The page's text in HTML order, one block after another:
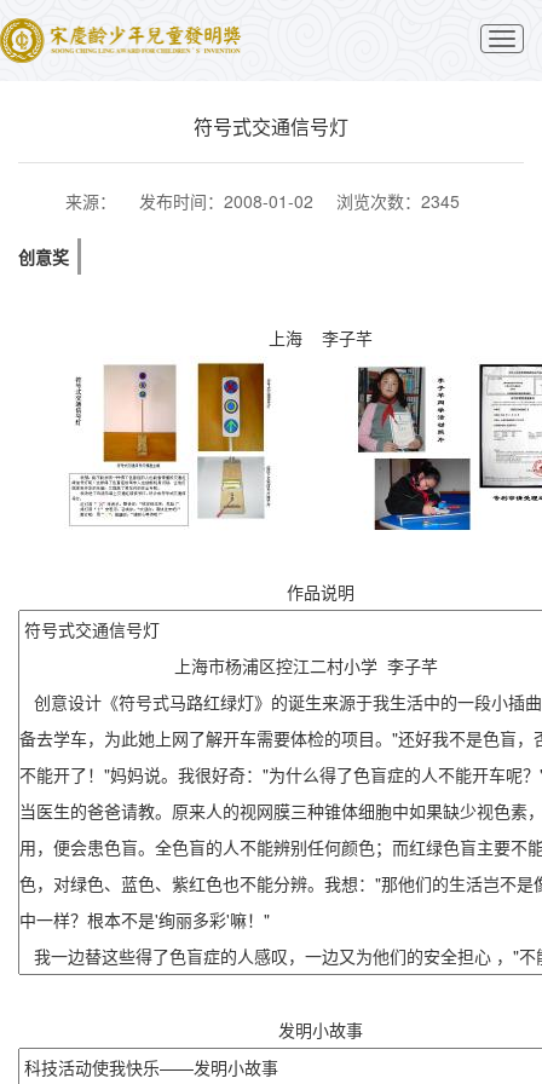
切
换
符号式交通信号灯
来源： 发布时间：2008-01-02 浏览次数：2345
创意奖
上海 李子芊
作品说明
发明小故事